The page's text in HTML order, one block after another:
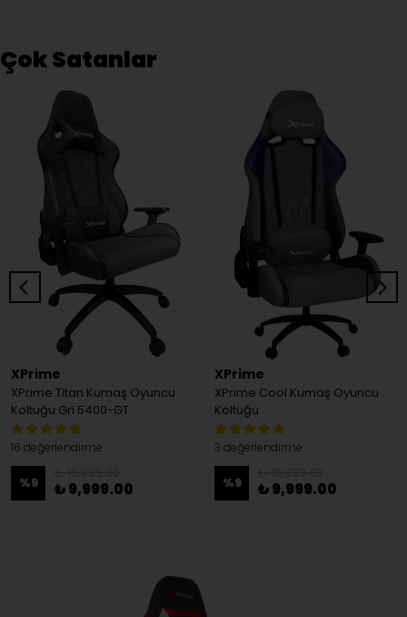
Çok Satanlar
XPrime
XPrime Titan Kumaş Oyuncu
Koltuğu Gri 5400-GT
16 değerlendirme
%9 ₺ 9,999.00
XPrime
XPrime Cool Kumaş Oyuncu
Koltuğu
3 değerlendirme
%9 ₺ 9,999.00